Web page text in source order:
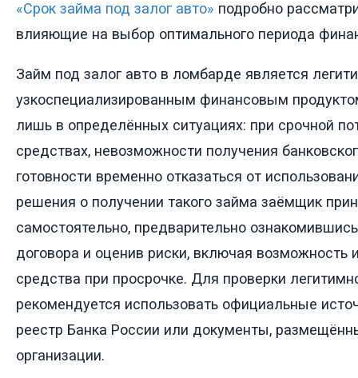
«Срок займа под залог авто» подробно
влияющие на выбор оптимального периода
Займ под залог авто в ломбарде является
узкоспециализированным финансовым
лишь в определённых ситуациях: при срочной
средствах, невозможности получения
готовности временно отказаться от
решения о получении такого займа заёмщик
самостоятельно, предварительно
договора и оценив риски, включая возможность
средства при просрочке. Для проверки
рекомендуется использовать официальные
реестр Банка России или документы,
организации.